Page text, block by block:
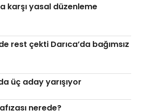
karşı yasal düzenleme
rest çekti Darıca’da bağımsız
üç aday yarışıyor
nerede?